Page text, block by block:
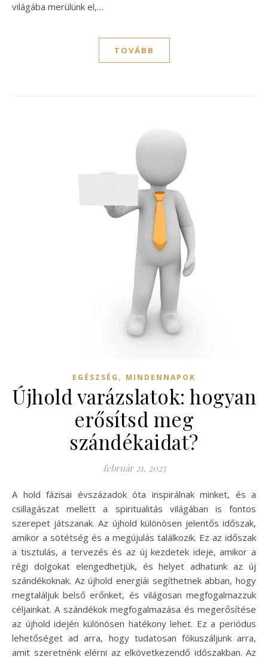
világába merülünk el,…
TOVÁBB
EGÉSZSÉG , MINDENNAPOK
Újhold varázslatok: hogyan
erősítsd meg
szándékaidat?
február 21, 2025
A hold fázisai évszázadok óta inspirálnak minket, és a
csillagászat mellett a spiritualitás világában is fontos
szerepet játszanak. Az újhold különösen jelentős időszak,
amikor a sötétség és a megújulás találkozik. Ez az időszak
a tisztulás, a tervezés és az új kezdetek ideje, amikor a
régi dolgokat elengedhetjük, és helyet adhatunk az új
szándékoknak. Az újhold energiái segíthetnek abban, hogy
megtaláljuk belső erőnket, és világosan megfogalmazzuk
céljainkat. A szándékok megfogalmazása és megerősítése
az újhold idején különösen hatékony lehet. Ez a periódus
lehetőséget ad arra, hogy tudatosan fókuszáljunk arra,
amit szeretnénk elérni az elkövetkezendő időszakban. Az